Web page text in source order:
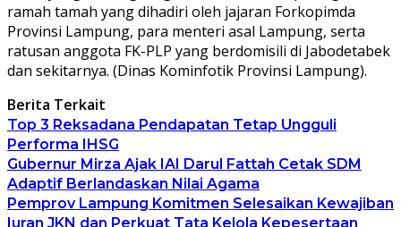
ramah tamah yang dihadiri oleh jajaran Forkopimda
Provinsi Lampung, para menteri asal Lampung, serta
ratusan anggota FK-PLP yang berdomisili di Jabodetabek
dan sekitarnya. (Dinas Kominfotik Provinsi Lampung).
Berita Terkait
Top 3 Reksadana Pendapatan Tetap Ungguli
Performa IHSG
Gubernur Mirza Ajak IAI Darul Fattah Cetak SDM
Adaptif Berlandaskan Nilai Agama
Pemprov Lampung Komitmen Selesaikan Kewajiban
Iuran JKN dan Perkuat Tata Kelola Kepesertaan